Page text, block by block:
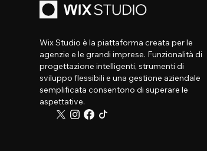
Wix Studio è la piattaforma creata per le
agenzie e le grandi imprese. Funzionalità di
progettazione intelligenti, strumenti di
sviluppo flessibili e una gestione aziendale
semplificata consentono di superare le
aspettative.